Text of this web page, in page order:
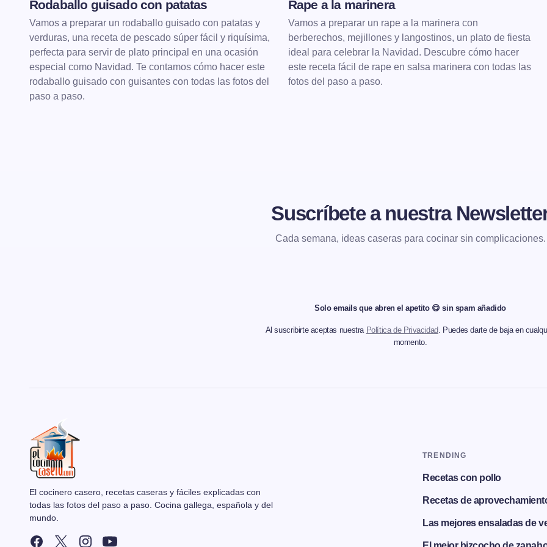
Rodaballo guisado con patatas
Vamos a preparar un rodaballo guisado con patatas y
verduras, una receta de pescado súper fácil y riquísima,
perfecta para servir de plato principal en una ocasión
especial como Navidad. Te contamos cómo hacer este
rodaballo guisado con guisantes con todas las fotos del
paso a paso.
Rape a la marinera
Vamos a preparar un rape a la marinera con
berberechos, mejillones y langostinos, un plato de fiesta
ideal para celebrar la Navidad. Descubre cómo hacer
este receta fácil de rape en salsa marinera con todas las
fotos del paso a paso.
Suscríbete a nuestra
Cada semana, ideas caseras para cocinar sin complicaciones.
Solo emails que abren el apetito 😋 sin spam añadido
Al suscribirte aceptas nuestra Política de Privacidad. Puedes darte de baja en
momento.
El cocinero casero, recetas caseras y fáciles explicadas con
todas las fotos del paso a paso. Cocina gallega, española y del
mundo.
TRENDING
Recetas con pollo
Recetas de
Las mejores ensaladas de